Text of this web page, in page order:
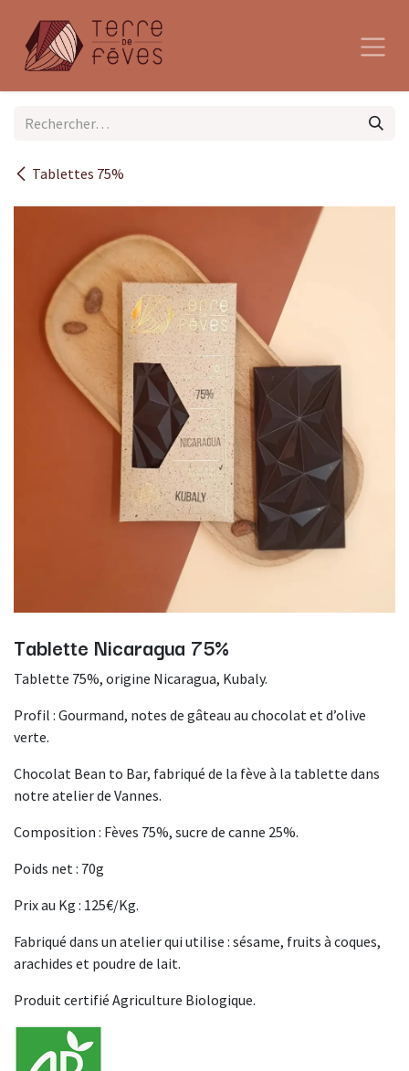
Tablettes 75%
Tablette Nicaragua 75%
Tablette 75%, origine Nicaragua, Kubaly.
Profil : Gourmand, notes de gâteau au chocolat et d’olive
verte.
Chocolat Bean to Bar, fabriqué de la fève à la tablette dans
notre atelier de Vannes.
Composition : Fèves 75%, sucre de canne 25%.
Poids net : 70g
Prix au Kg : 125€/Kg.
Fabriqué dans un atelier qui utilise : sésame, fruits à coques,
arachides et poudre de lait.
Produit certifié Agriculture Biologique.